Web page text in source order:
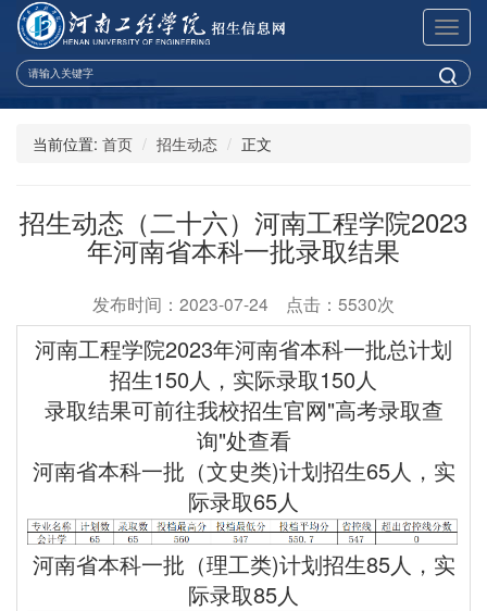
展
开
导
当前位置: 首页 招生动态 正文
招生动态（二十六）河南工程学院2023
年河南省本科一批录取结果
发布时间：2023-07-24 点击：5530次
河南工程学院2023年河南省本科一批总计划
招生150人，实际录取150人
录取结果可前往我校招生官网"高考录取查
询"处查看
河南省本科一批 （文史类)计划招生65人，实
际录取65人
河南省本科一批 （理工类)计划招生85人，实
际录取85人